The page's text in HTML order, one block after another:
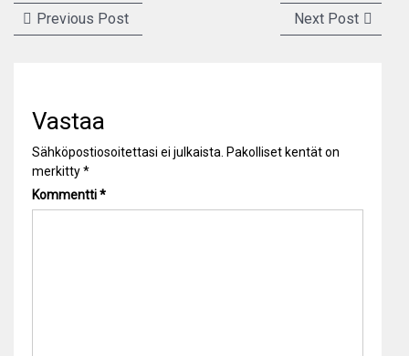
Artikkelien
Previous PostPrevious
post:
Next PostNext
post:
Vastaa
Sähköpostiosoitettasi ei julkaista. Pakolliset kentät on
merkitty*
Kommentti*